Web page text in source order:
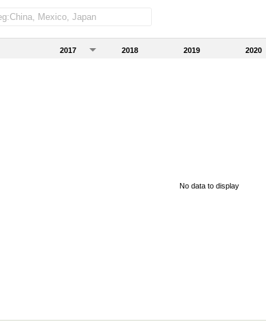
2017 2018 2019 2020
No data to display